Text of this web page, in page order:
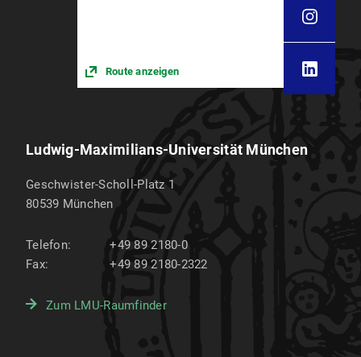
Route anzeigen
Ludwig-Maximilians-Universität München
Geschwister-Scholl-Platz 1
80539 München
Telefon:
+49 89 2180-0
Fax:
+49 89 2180-2322
Zum LMU-Raumfinder